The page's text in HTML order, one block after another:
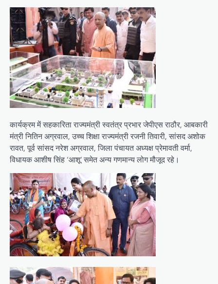
कार्यक्रम में सहकारिता राज्यमंत्री स्वतंत्र प्रभार जेपीएस राठौर, आबकारी
मंत्री नितिन अग्रवाल, उच्च शिक्षा राज्यमंत्री रजनी तिवारी, सांसद अशोक
रावत, पूर्व सांसद नरेश अग्रवाल, जिला पंचायत अध्यक्ष प्रेमावती वर्मा,
विधायक आशीष सिंह ‘आशू’ समेत अन्य गणमान्य लोग मौजूद रहे।